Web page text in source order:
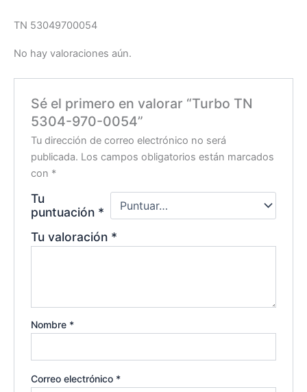
TN 53049700054
No hay valoraciones aún.
Sé el primero en valorar “Turbo TN
5304-970-0054”
Tu dirección de correo electrónico no será
publicada. Los campos obligatorios están marcados
con *
Tu
puntuación *
Tu valoración *
Nombre *
Correo electrónico *